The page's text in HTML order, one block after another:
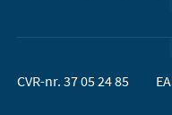
CVR-nr. 37 05 24 85